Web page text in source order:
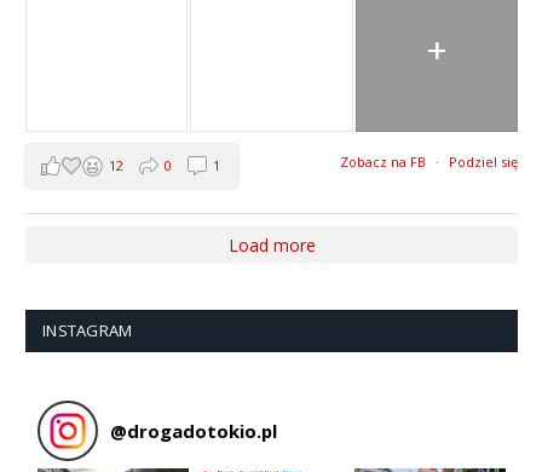
+
Zobacz na FB · Podziel się
12 0 1
Load more
INSTAGRAM
@drogadotokio.pl